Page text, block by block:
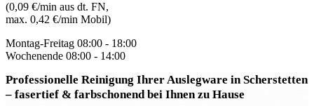
(0,09 €/min aus dt. FN,
max. 0,42 €/min Mobil)
Montag-Freitag 08:00 - 18:00
Wochenende 08:00 - 14:00
Professionelle Reinigung Ihrer Auslegware in Scherstetten
– fasertief & farbschonend bei Ihnen zu Hause